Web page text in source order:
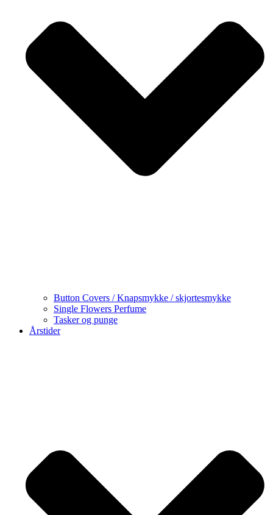
Button Covers / Knapsmykke / skjortesmykke
Single Flowers Perfume
Tasker og punge
Årstider